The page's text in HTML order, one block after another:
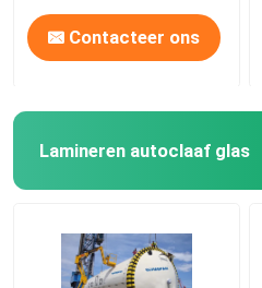
Contacteer ons
Lamineren autoclaaf glas